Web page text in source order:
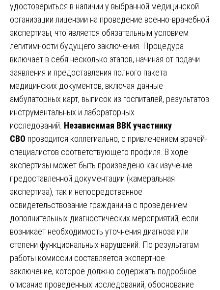
удостовериться в наличии у выбранной медицинской
организации лицензии на проведение военно-врачебной
экспертизы, что является обязательным условием
легитимности будущего заключения. Процедура
включает в себя несколько этапов, начиная от подачи
заявления и предоставления полного пакета
медицинских документов, включая данные
амбулаторных карт, выписок из госпиталей, результатов
инструментальных и лабораторных
исследований. Независимая ВВК участнику
СВО проводится коллегиально, с привлечением врачей-
специалистов соответствующего профиля. В ходе
экспертизы может быть произведено как изучение
предоставленной документации (камеральная
экспертиза), так и непосредственное
освидетельствование гражданина с проведением
дополнительных диагностических мероприятий, если
возникает необходимость уточнения диагноза или
степени функциональных нарушений. По результатам
работы комиссии составляется экспертное
заключение, которое должно содержать подробное
описание проведенных исследований, обоснование